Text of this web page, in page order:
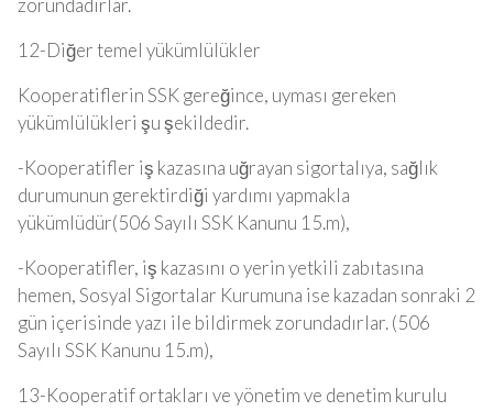
zorundadırlar.
12-Diğer temel yükümlülükler
Kooperatiflerin SSK gereğince, uyması gereken
yükümlülükleri şu şekildedir.
-Kooperatifler iş kazasına uğrayan sigortalıya, sağlık
durumunun gerektirdiği yardımı yapmakla
yükümlüdür(506 Sayılı SSK Kanunu 15.m),
-Kooperatifler, iş kazasını o yerin yetkili zabıtasına
hemen, Sosyal Sigortalar Kurumuna ise kazadan sonraki 2
gün içerisinde yazı ile bildirmek zorundadırlar. (506
Sayılı SSK Kanunu 15.m),
13-Kooperatif ortakları ve yönetim ve denetim kurulu